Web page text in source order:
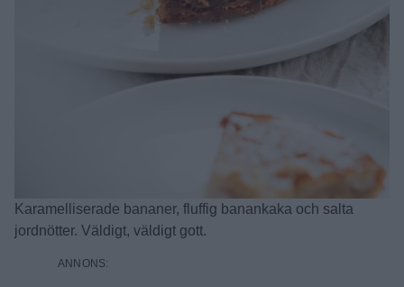
Karamelliserade bananer, fluffig banankaka och salta
jordnötter. Väldigt, väldigt gott.